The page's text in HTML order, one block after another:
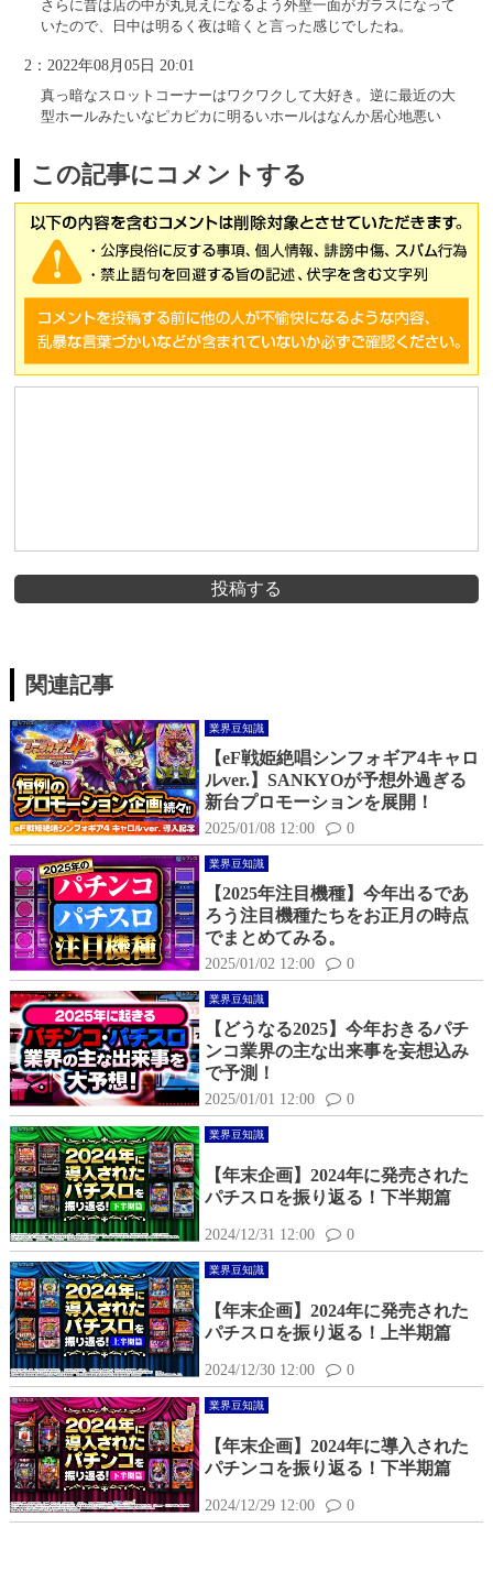
さらに昔は店の中が丸見えになるよう外壁一面がガラスになって
いたので、日中は明るく夜は暗くと言った感じでしたね。
2：2022年08月05日 20:01
真っ暗なスロットコーナーはワクワクして大好き。逆に最近の大
型ホールみたいなピカピカに明るいホールはなんか居心地悪い
この記事にコメントする
投稿する
関連記事
業界豆知識
【eF戦姫絶唱シンフォギア4キャロ
ルver.】SANKYOが予想外過ぎる
新台プロモーションを展開！
2025/01/08 12:00 0
業界豆知識
【2025年注目機種】今年出るであ
ろう注目機種たちをお正月の時点
でまとめてみる。
2025/01/02 12:00 0
業界豆知識
【どうなる2025】今年おきるパチ
ンコ業界の主な出来事を妄想込み
で予測！
2025/01/01 12:00 0
業界豆知識
【年末企画】2024年に発売された
パチスロを振り返る！下半期篇
2024/12/31 12:00 0
業界豆知識
【年末企画】2024年に発売された
パチスロを振り返る！上半期篇
2024/12/30 12:00 0
業界豆知識
【年末企画】2024年に導入された
パチンコを振り返る！下半期篇
2024/12/29 12:00 0